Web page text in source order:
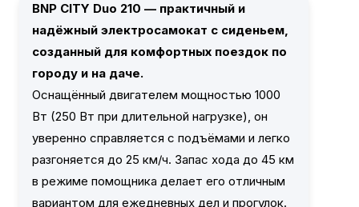
BNP CITY Duo 210 — практичный и
надёжный электросамокат с сиденьем,
созданный для комфортных поездок по
городу и на даче.
Оснащённый двигателем мощностью 1000
Вт (250 Вт при длительной нагрузке), он
уверенно справляется с подъёмами и легко
разгоняется до 25 км/ч. Запас хода до 45 км
в режиме помощника делает его отличным
вариантом для ежедневных дел и прогулок.